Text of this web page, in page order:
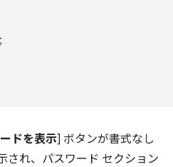
;
ドを表示] ボタンが書式なし
され、パスワード セクション